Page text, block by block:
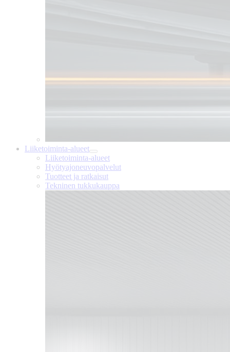
Liiketoiminta-alueet
Liiketoiminta-alueet
Hyötyajoneuvopalvelut
Tuotteet ja ratkaisut
Tekninen tukkukauppa